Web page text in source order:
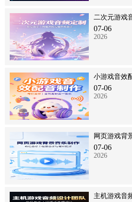
二次元游戏
07-06
2026
小游戏音效
07-06
2026
网页游戏背
07-06
2026
主机游戏音